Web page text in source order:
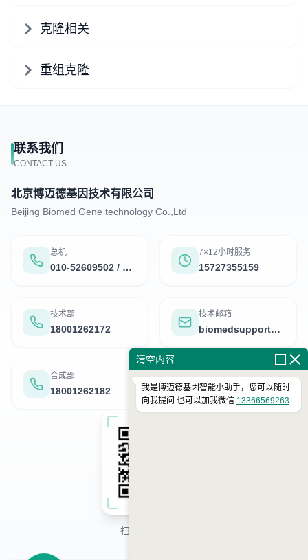
克隆相关
重组克隆
联系我们
CONTACT US
北京博迈德基因技术有限公司
Beijing Biomed Gene technology Co.,Ltd
总机
010-52609502 / 52609503
7×12小时服务
15727355159
技术部
18001262172
技术邮箱
biomedsupport@126.com
合成部
18001262182
测序部
18001262173
扫码关注公众号
清空内容
我是博迈德基因智能小助手，您可以随时
向我提问 也可以加我微信:13366569263